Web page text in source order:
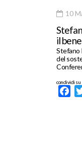
10
il
Stefano
del
condividi su